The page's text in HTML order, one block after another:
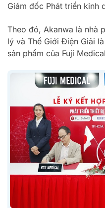
Giám đốc Phát triển kinh
Theo đó, Akanwa là nhà
lý và Thế Giới Điện Giải
sản phẩm của Fuji